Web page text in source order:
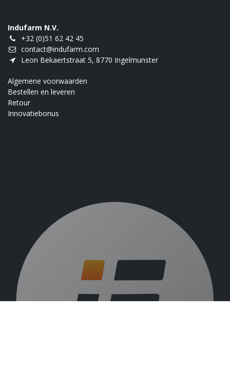
Indufarm N.V.
+32 (0)51 62 42 45
contact@indufarm.com
Leon Bekaertstraat 5, 8770 Ingelmunster
Algemene voorwaarden
Bestellen en leveren
Retour
Innovatiebonus